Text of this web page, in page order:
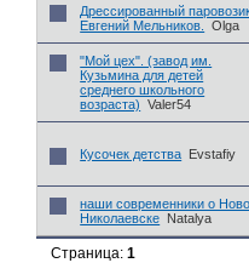
Дрессированный
Евгений Мельников.
Olga
"Мой цех". (завод им.
Кузьмина для детей
среднего школьного
возраста)
Valer54
Кусочек детства Evstafiy
наши современники о
Николаевске Natalya
Страница:1